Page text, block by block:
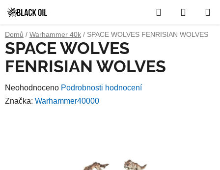
na
obsah
Hledat
KOŠÍK
Domů / Warhammer 40k / SPACE WOLVES FENRISIAN WOLVES
SPACE WOLVES
FENRISIAN WOLVES
Průměrné
hodnocení
Neohodnoceno Podrobnosti hodnocení
Značka: Warhammer40000